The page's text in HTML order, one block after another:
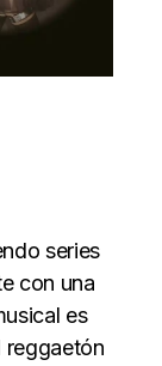
series
con una
es
reggaetón